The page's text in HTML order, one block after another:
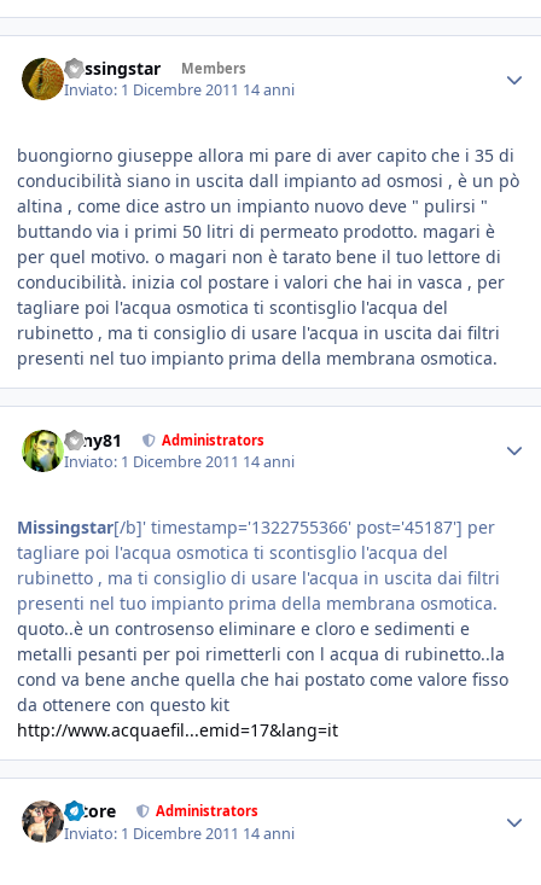
Missingstar Members
Inviato: 1 Dicembre 2011 14 anni
buongiorno giuseppe allora mi pare di aver capito che i 35 di
conducibilità siano in uscita dall impianto ad osmosi , è un pò
altina , come dice astro un impianto nuovo deve " pulirsi "
buttando via i primi 50 litri di permeato prodotto. magari è
per quel motivo. o magari non è tarato bene il tuo lettore di
conducibilità. inizia col postare i valori che hai in vasca , per
tagliare poi l'acqua osmotica ti scontisglio l'acqua del
rubinetto , ma ti consiglio di usare l'acqua in uscita dai filtri
presenti nel tuo impianto prima della membrana osmotica.
tony81 Administrators
Inviato: 1 Dicembre 2011 14 anni
Missingstar[/b]' timestamp='1322755366' post='45187'] per
tagliare poi l'acqua osmotica ti scontisglio l'acqua del
rubinetto , ma ti consiglio di usare l'acqua in uscita dai filtri
presenti nel tuo impianto prima della membrana osmotica.
quoto..è un controsenso eliminare e cloro e sedimenti e
metalli pesanti per poi rimetterli con l acqua di rubinetto..la
cond va bene anche quella che hai postato come valore fisso
da ottenere con questo kit
http://www.acquaefil...emid=17&lang=it
tatore Administrators
Inviato: 1 Dicembre 2011 14 anni